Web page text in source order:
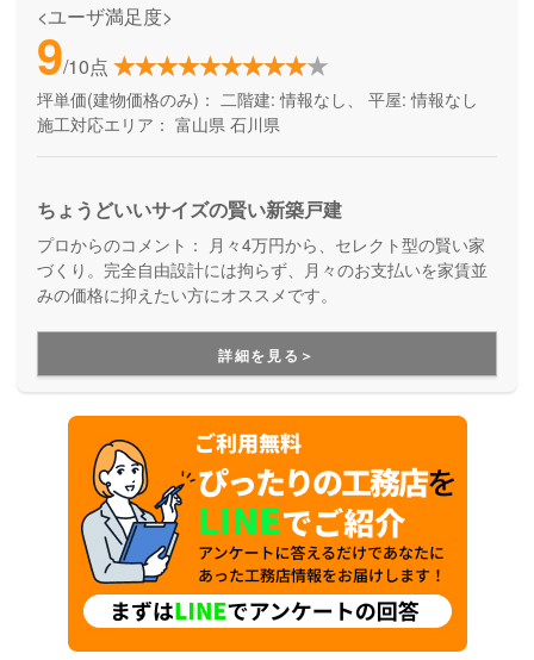
<ユーザ満足度>
9/10点
坪単価(建物価格のみ)： 二階建: 情報なし、 平屋: 情報なし
施工対応エリア： 富山県 石川県
ちょうどいいサイズの賢い新築戸建
プロからのコメント： 月々4万円から、セレクト型の賢い家
づくり。完全自由設計には拘らず、月々のお支払いを家賃並
みの価格に抑えたい方にオススメです。
詳細を見る＞